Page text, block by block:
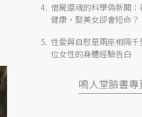
借屍還魂的科學偽新聞
健康，娶美女卻會短命？
性愛與自慰是兩座相隔
位女性的身體經驗告白
鳴人堂臉書專